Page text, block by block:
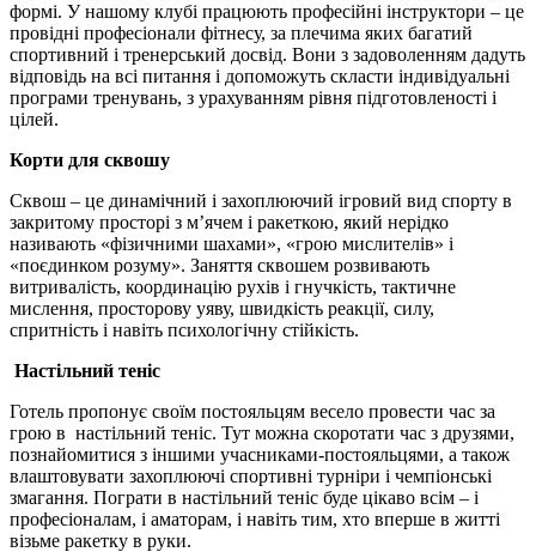
формі. У нашому клубі працюють професійні інструктори – це
провідні професіонали фітнесу, за плечима яких багатий
спортивний і тренерський досвід. Вони з задоволенням дадуть
відповідь на всі питання і допоможуть скласти індивідуальні
програми тренувань, з урахуванням рівня підготовленості і
цілей.
Корти для сквошу
Сквош – це динамічний і захоплюючий ігровий вид спорту в
закритому просторі з м’ячем і ракеткою, який нерідко
називають «фізичними шахами», «грою мислителів» і
«поєдинком розуму». Заняття сквошем розвивають
витривалість, координацію рухів і гнучкість, тактичне
мислення, просторову уяву, швидкість реакції, силу,
спритність і навіть психологічну стійкість.
Настільний теніс
Готель пропонує своїм постояльцям весело провести час за
грою в настільний теніс. Тут можна скоротати час з друзями,
познайомитися з іншими учасниками-постояльцями, а також
влаштовувати захоплюючі спортивні турніри і чемпіонські
змагання. Пограти в настільний теніс буде цікаво всім – і
професіоналам, і аматорам, і навіть тим, хто вперше в житті
візьме ракетку в руки.